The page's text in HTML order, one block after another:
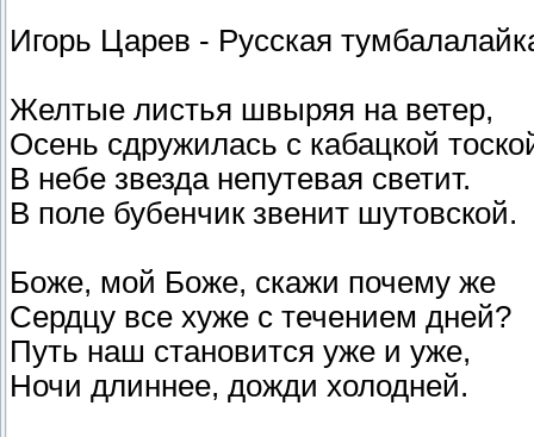
Игорь Царев - Русская
Желтые листья швыряя на ветер,
Осень сдружилась с кабацкой
В небе звезда непутевая светит.
В поле бубенчик звенит шутовской.
Боже, мой Боже, скажи почему же
Сердцу все хуже с течением дней?
Путь наш становится уже и уже,
Ночи длиннее, дожди холодней.